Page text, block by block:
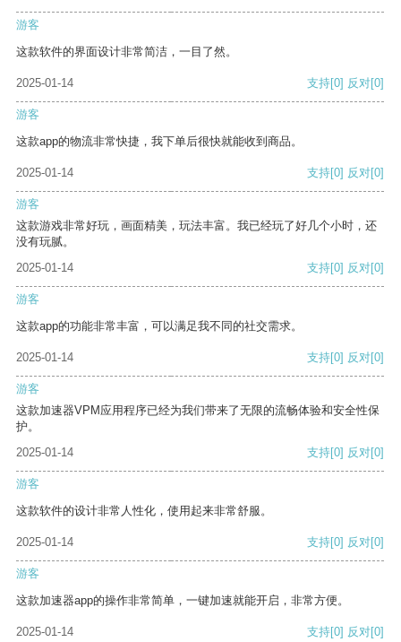
游客
这款软件的界面设计非常简洁，一目了然。
2025-01-14 支持[0] 反对[0]
游客
这款app的物流非常快捷，我下单后很快就能收到商品。
2025-01-14 支持[0] 反对[0]
游客
这款游戏非常好玩，画面精美，玩法丰富。我已经玩了好几个小时，还
没有玩腻。
2025-01-14
支持[0] 反对[0]
游客
这款app的功能非常丰富，可以满足我不同的社交需求。
2025-01-14 支持[0] 反对[0]
游客
这款加速器VPM应用程序已经为我们带来了无限的流畅体验和安全性保
护。
2025-01-14
支持[0] 反对[0]
游客
这款软件的设计非常人性化，使用起来非常舒服。
2025-01-14 支持[0] 反对[0]
游客
这款加速器app的操作非常简单，一键加速就能开启，非常方便。
2025-01-14 支持[0] 反对[0]